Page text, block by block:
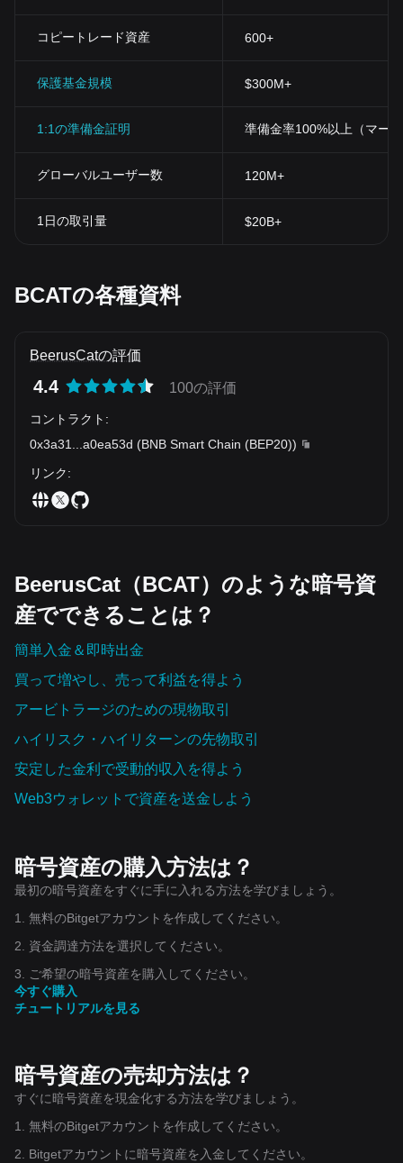
コピートレード資産 600+
保護基金規模 $300M+
1:1の準備金証明 準備金率100%以上（マー
グローバルユーザー数 120M+
1日の取引量 $20B+
BCATの各種資料
BeerusCatの評価
4.4 100の評価
コントラクト :
0x3a31
a0ea53d (BNB Smart Chain (BEP20))
リンク:
BeerusCat（BCAT）のような暗号資
産でできることは？
簡単入金＆即時出金
買って増やし、売って利益を得よう
アービトラージのための現物取引
ハイリスク・ハイリターンの先物取引
安定した金利で受動的収入を得よう
Web3ウォレットで資産を‌送金しよう
暗号資産の購入方法は？
最初の暗号資産をすぐに手に入れる方法を学びましょう。
1. 無料のBitgetアカウントを作成してください。
2. 資金調達方法を選択してください。
3. ご希望の暗号資産を購入してください。
今すぐ購入
チュートリアルを見る
暗号資産の売却方法は？
すぐに暗号資産を現金化する方法を学びましょう。
1. 無料のBitgetアカウントを作成してください。
2. Bitgetアカウントに暗号資産を入金してください。